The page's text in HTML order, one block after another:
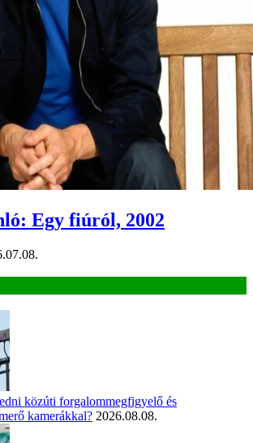
Egy fiúról, 2002
közúti forgalommegfigyelő és
kamerákkal? 2026.08.08.